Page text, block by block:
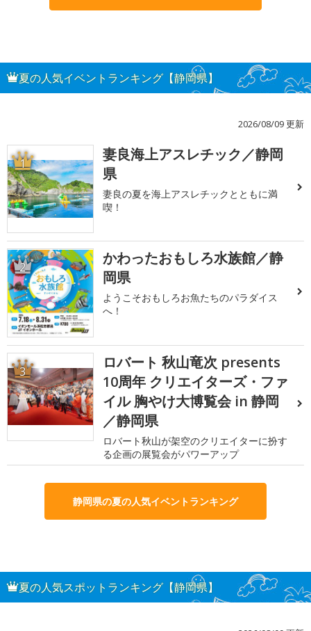
夏の人気イベントランキング【静岡県】
2026/08/09 更新
1
妻良海上アスレチック／静岡
県
妻良の夏を海上アスレチックとともに満
喫！
2
かわったおもしろ水族館／静
岡県
ようこそおもしろお魚たちのパラダイス
へ！
3
ロバート 秋山竜次 presents
10周年 クリエイターズ・ファ
イル 胸やけ大博覧会 in 静岡
／静岡県
ロバート秋山が架空のクリエイターに扮す
る企画の展覧会がパワーアップ
静岡県の夏の人気イベントランキング
夏の人気スポットランキング【静岡県】